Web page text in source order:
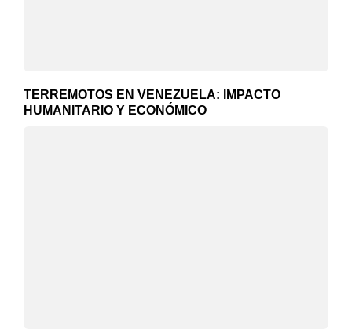
TERREMOTOS EN VENEZUELA: IMPACTO
HUMANITARIO Y ECONÓMICO